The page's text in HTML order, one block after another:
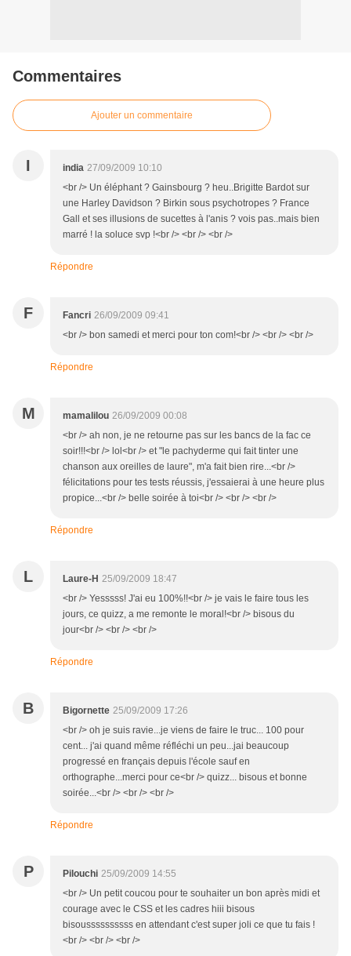
Commentaires
Ajouter un commentaire
I india 27/09/2009 10:10
<br /> Un éléphant ? Gainsbourg ? heu..Brigitte Bardot sur
une Harley Davidson ? Birkin sous psychotropes ? France
Gall et ses illusions de sucettes à l'anis ? vois pas..mais bien
marré ! la soluce svp !<br /> <br /> <br />
Répondre
F Fancri 26/09/2009 09:41
<br /> bon samedi et merci pour ton com!<br /> <br /> <br />
Répondre
M mamalilou 26/09/2009 00:08
<br /> ah non, je ne retourne pas sur les bancs de la fac ce
soir!!!<br /> lol<br /> et "le pachyderme qui fait tinter une
chanson aux oreilles de laure", m'a fait bien rire...<br />
félicitations pour tes tests réussis, j'essaierai à une heure plus
propice...<br /> belle soirée à toi<br /> <br /> <br />
Répondre
L Laure-H 25/09/2009 18:47
<br /> Yesssss! J'ai eu 100%!!<br /> je vais le faire tous les
jours, ce quizz, a me remonte le moral!<br /> bisous du
jour<br /> <br /> <br />
Répondre
B Bigornette 25/09/2009 17:26
<br /> oh je suis ravie...je viens de faire le truc... 100 pour
cent... j'ai quand même réfléchi un peu...jai beaucoup
progressé en français depuis l'école sauf en
orthographe...merci pour ce<br /> quizz... bisous et bonne
soirée...<br /> <br /> <br />
Répondre
P Pilouchi 25/09/2009 14:55
<br /> Un petit coucou pour te souhaiter un bon après midi et
courage avec le CSS et les cadres hiii bisous
bisoussssssssss en attendant c'est super joli ce que tu fais !
<br /> <br /> <br />